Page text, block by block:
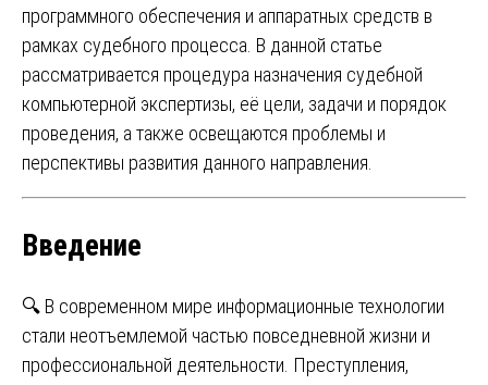
программного обеспечения и аппаратных средств в
рамках судебного процесса. В данной статье
рассматривается процедура назначения судебной
компьютерной экспертизы, её цели, задачи и порядок
проведения, а также освещаются проблемы и
перспективы развития данного направления.
Введение
🔍 В современном мире информационные технологии
стали неотъемлемой частью повседневной жизни и
профессиональной деятельности. Преступления,